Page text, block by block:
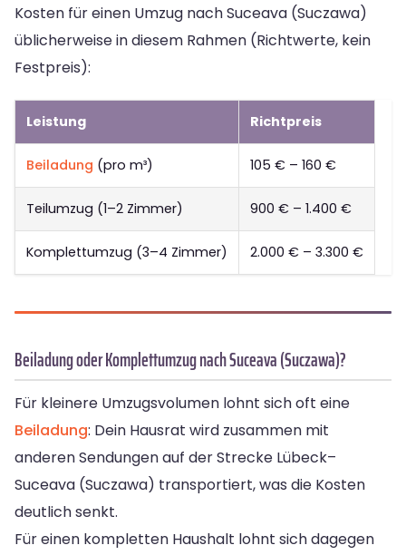
Kosten für einen Umzug nach Suceava (Suczawa)
üblicherweise in diesem Rahmen (Richtwerte, kein
Festpreis):
Leistung Richtpreis
Beiladung (pro m³) 105 € – 160 €
Teilumzug (1–2 Zimmer) 900 € – 1.400 €
Komplettumzug (3–4 Zimmer) 2.000 € – 3.300 €
Beiladung oder Komplettumzug nach Suceava (Suczawa)?
Für kleinere Umzugsvolumen lohnt sich oft eine
Beiladung: Dein Hausrat wird zusammen mit
anderen Sendungen auf der Strecke Lübeck–
Suceava (Suczawa) transportiert, was die Kosten
deutlich senkt.
Für einen kompletten Haushalt lohnt sich dagegen